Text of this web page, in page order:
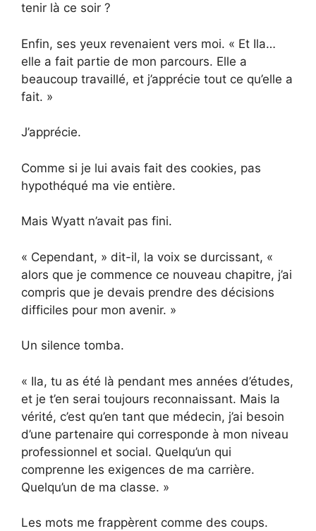
tenir là ce soir ?
Enfin, ses yeux revenaient vers moi. « Et Ila…
elle a fait partie de mon parcours. Elle a
beaucoup travaillé, et j’apprécie tout ce qu’elle a
fait. »
J’apprécie.
Comme si je lui avais fait des cookies, pas
hypothéqué ma vie entière.
Mais Wyatt n’avait pas fini.
« Cependant, » dit-il, la voix se durcissant, «
alors que je commence ce nouveau chapitre, j’ai
compris que je devais prendre des décisions
difficiles pour mon avenir. »
Un silence tomba.
« Ila, tu as été là pendant mes années d’études,
et je t’en serai toujours reconnaissant. Mais la
vérité, c’est qu’en tant que médecin, j’ai besoin
d’une partenaire qui corresponde à mon niveau
professionnel et social. Quelqu’un qui
comprenne les exigences de ma carrière.
Quelqu’un de ma classe. »
Les mots me frappèrent comme des coups.